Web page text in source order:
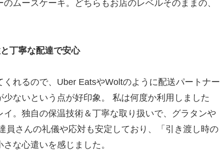
ムースケーキ。どちらもお店のレベルそのままの、
丁寧な配達で安心
れるので、Uber EatsやWoltのように配送パートナー
ないという点が好印象。 私は何度か利用しました
。独自の保温技術＆丁寧な取り扱いで、グラタンや
員さんの礼儀や応対も安定しており、「引き渡し時の
な心遣いを感じました。